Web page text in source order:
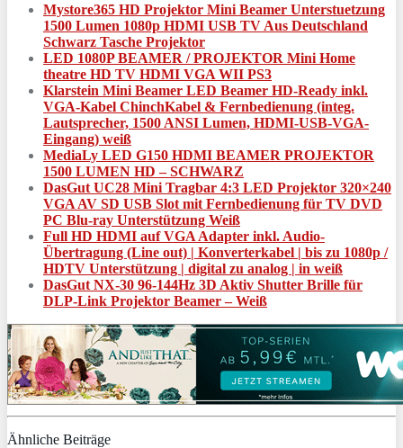
Mystore365 HD Projektor Mini Beamer Unterstuetzung
1500 Lumen 1080p HDMI USB TV Aus Deutschland
Schwarz Tasche Projektor
LED 1080P BEAMER / PROJEKTOR Mini Home
theatre HD TV HDMI VGA WII PS3
Klarstein Mini Beamer LED Beamer HD-Ready inkl.
VGA-Kabel ChinchKabel & Fernbedienung (integ.
Lautsprecher, 1500 ANSI Lumen, HDMI-USB-VGA-
Eingang) weiß
MediaLy LED G150 HDMI BEAMER PROJEKTOR
1500 LUMEN HD – SCHWARZ
DasGut UC28 Mini Tragbar 4:3 LED Projektor 320×240
VGA AV SD USB Slot mit Fernbedienung für TV DVD
PC Blu-ray Unterstützung Weiß
Full HD HDMI auf VGA Adapter inkl. Audio-
Übertragung (Line out) | Konverterkabel | bis zu 1080p /
HDTV Unterstützung | digital zu analog | in weiß
DasGut NX-30 96-144Hz 3D Aktiv Shutter Brille für
DLP-Link Projektor Beamer – Weiß
Ähnliche Beiträge